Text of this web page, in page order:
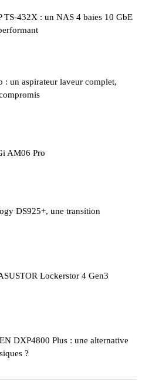
TS-432X : un NAS 4 baies 10 GbE
: un aspirateur laveur complet,
AM06 Pro
DS925+, une transition
Lockerstor 4 Gen3
DXP4800 Plus : une alternative
?